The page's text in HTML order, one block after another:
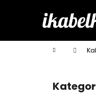
Domů
Přeskočit
kategorie
í
Zpět
do
Zpět
do